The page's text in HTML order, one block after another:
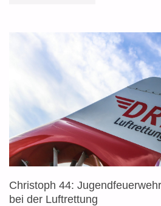
ZUKUNFT
JUGENDFORUM"
Christoph 44:
bei der Luftrettung